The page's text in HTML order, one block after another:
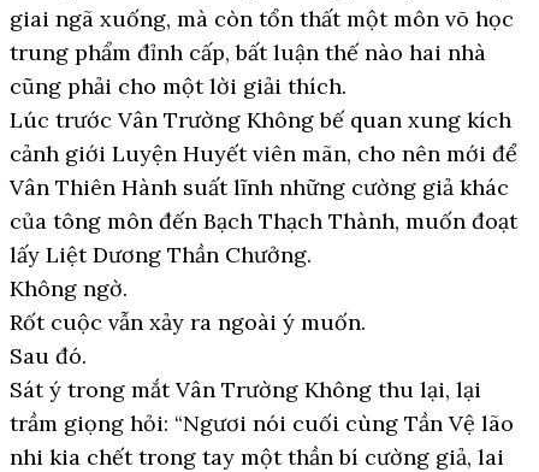
giai ngã xuống, mà còn tổn thất một môn võ học
trung phẩm đỉnh cấp, bất luận thế nào hai nhà
cũng phải cho một lời giải thích.
Lúc trước Vân Trường Không bế quan xung kích
cảnh giới Luyện Huyết viên mãn, cho nên mới để
Vân Thiên Hành suất lĩnh những cường giả khác
của tông môn đến Bạch Thạch Thành, muốn đoạt
lấy Liệt Dương Thần Chưởng.
Không ngờ.
Rốt cuộc vẫn xảy ra ngoài ý muốn.
Sau đó.
Sát ý trong mắt Vân Trường Không thu lại, lại
trầm giọng hỏi: “Ngươi nói cuối cùng Tần Vệ lão
nhi kia chết trong tay một thần bí cường giả, lai